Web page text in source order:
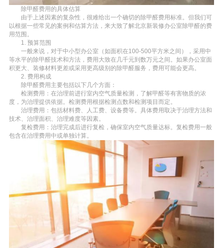
除甲醛费用的具体估算
由于上述因素的复杂性，很难给出一个确切的除甲醛费用标准。但我们可
以根据一些常见的案例和估算方法，来大致了解北京新装修办公室除甲醛的费
用范围。
1. 预算范围
一般来说，对于中小型办公室（如面积在100-500平方米之间），采用中
等水平的除甲醛技术和方法，费用大致在几千元到数万元之间。如果办公室面
积更大、装修材料更差或采用更高级别的除甲醛服务，费用可能会更高。
2. 费用构成
除甲醛费用主要包括以下几个方面：
检测费用：在治理前进行室内空气质量检测，了解甲醛等有害物质的浓
度，为治理提供依据。检测费用根据检测点数和检测项目而定。
治理费用：包括材料费、人工费、设备费等。具体费用取决于治理方法和
技术、治理面积、治理难度等因素。
复检费用：治理完成后进行复检，确保室内空气质量达标。复检费用一般
包含在治理费用中或单独计算。